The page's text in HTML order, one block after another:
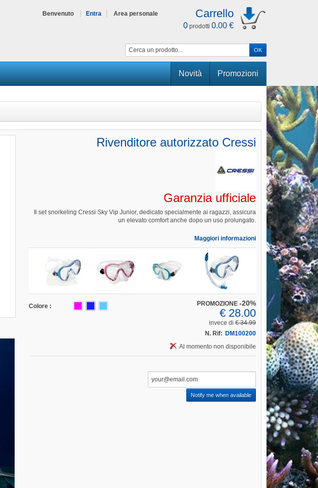
Benvenuto Entra Area personale Carrello
0 prodotti 0.00 €
Promozioni
Novità
Rivenditore autorizzato Cressi
Garanzia ufficiale
Il set snorkeling Cressi Sky Vip Junior, dedicato specialmente ai ragazzi, assicura
un elevato comfort anche dopo un uso prolungato.
Maggiori informazioni
Colore : PROMOZIONE -20%
€ 28.00
invece di€ 34.99
N. Rif: DM100200
Al momento non disponibile
Notify me when available